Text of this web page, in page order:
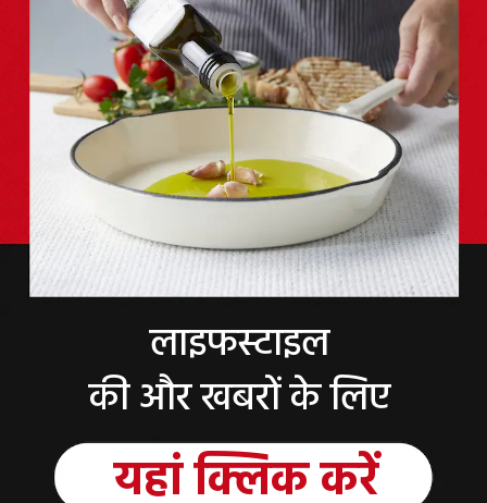
लाइफस्टाइल
की और खबरों के लिए
यहांक्लिककरें